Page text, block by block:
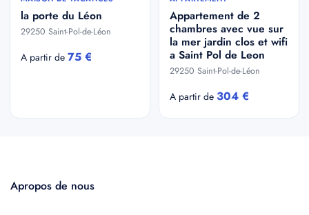
la porte du Léon
29250 Saint-Pol-de-Léon
A partir de 75 €
Appartement de 2
chambres avec vue sur
la mer jardin clos et wifi
a Saint Pol de Leon
29250 Saint-Pol-de-Léon
A partir de 304 €
Apropos de nous